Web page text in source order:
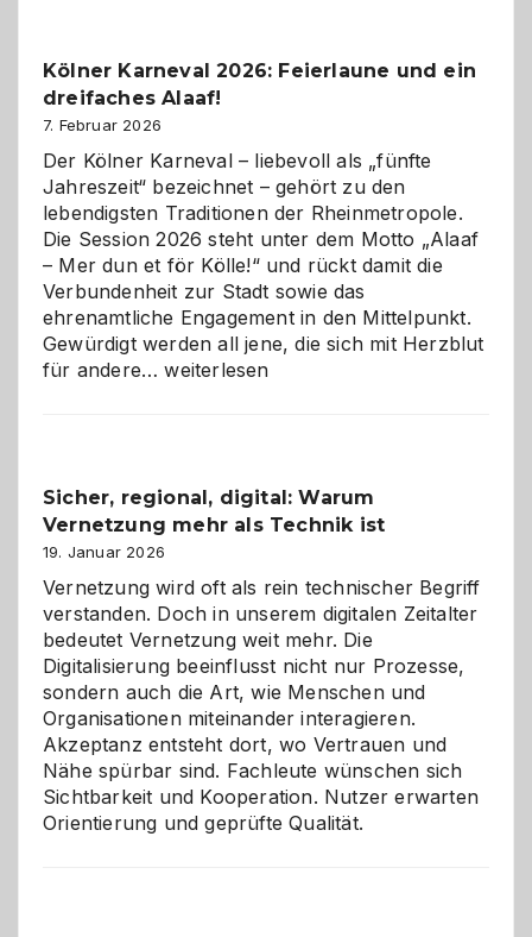
geworden
Kölner Karneval 2026: Feierlaune und ein
dreifaches Alaaf!
7. Februar 2026
Der Kölner Karneval – liebevoll als „fünfte
Jahreszeit“ bezeichnet – gehört zu den
lebendigsten Traditionen der Rheinmetropole.
Die Session 2026 steht unter dem Motto „Alaaf
– Mer dun et för Kölle!“ und rückt damit die
Verbundenheit zur Stadt sowie das
ehrenamtliche Engagement in den Mittelpunkt.
Gewürdigt werden all jene, die sich mit Herzblut
für andere…Kölner
ein
dreifaches
Alaaf!
weiterlesen
Sicher, regional, digital: Warum
Vernetzung mehr als Technik ist
19. Januar 2026
Vernetzung wird oft als rein technischer Begriff
verstanden. Doch in unserem digitalen Zeitalter
bedeutet Vernetzung weit mehr. Die
Digitalisierung beeinflusst nicht nur Prozesse,
sondern auch die Art, wie Menschen und
Organisationen miteinander interagieren.
Akzeptanz entsteht dort, wo Vertrauen und
Nähe spürbar sind. Fachleute wünschen sich
Sichtbarkeit und Kooperation. Nutzer erwarten
Orientierung und geprüfte Qualität.